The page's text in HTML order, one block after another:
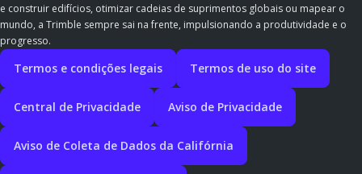
e construir edifícios, otimizar cadeias de suprimentos globais ou mapear o
mundo, a Trimble sempre sai na frente, impulsionando a produtividade e o
progresso.
Termos e condições legais Termos de uso do site
Central de Privacidade Aviso de Privacidade
Aviso de Coleta de Dados da Califórnia